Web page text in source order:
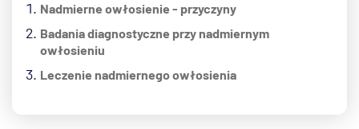
Nadmierne owłosienie - przyczyny
Badania diagnostyczne przy nadmiernym
owłosieniu
Leczenie nadmiernego owłosienia